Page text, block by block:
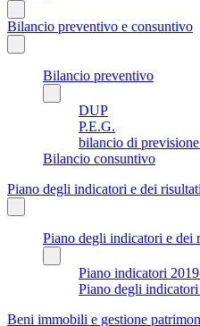
Bilancio preventivo e consuntivo
Bilancio preventivo
DUP
P.E.G.
bilancio di
Bilancio consuntivo
Piano degli indicatori e dei
Piano degli indicatori e dei
Piano indicatori
Piano degli
Beni immobili e gestione